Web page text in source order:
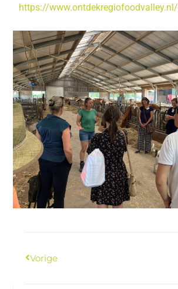
https://www.ontdekregiofoodvalley.nl/
Vorige